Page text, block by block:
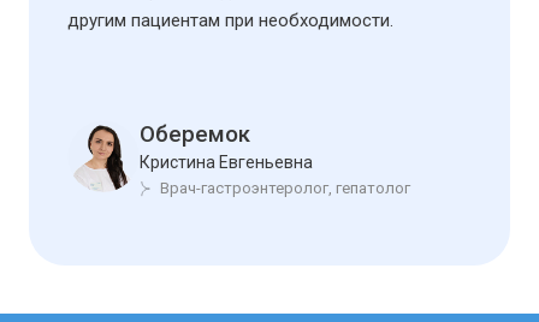
другим пациентам при необходимости.
Оберемок
Кристина Евгеньевна
Врач-гастроэнтеролог, гепатолог